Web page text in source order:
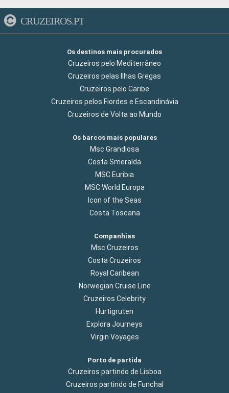
CRUZEIROS.PT
Os destinos mais procurados
Cruzeiros pelo Mediterrâneo
Cruzeiros pelas Ilhas Gregas
Cruzeiros pelo Caribe
Cruzeiros pelos Fiordes e Escandinávia
Cruzeiros de Volta ao Mundo
Os barcos mais populares
Msc Grandiosa
Costa Smeralda
MSC Euribia
MSC World Europa
Icon of the Seas
Costa Toscana
Companhias
Msc Cruzeiros
Costa Cruzeiros
Royal Caribean
Norwegian Cruise Line
Cruzeiros Celebrity
Hurtigruten
Explora Journeys
Virgin Voyages
Porto de partida
Cruzeiros partindo de Lisboa
Cruzeiros partindo de Funchal